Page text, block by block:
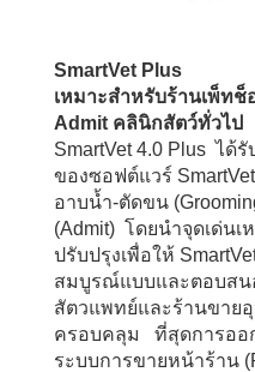
SmartVet Plus
เหมาะสำหรับร้านเพ็ท
Admit คลินิกสัตว์ทั่วไป
SmartVet 4.0 Plus ได้
ของซอฟต์แวร์
อาบน้ำ-ตัดขน
(Admit) โดยนำจุดเด่น
ปรับปรุงเพื่อให้
สมบูรณ์แบบและตอบสน
สัตวแพทย์และร้านขาย
ครอบคลุม ที่สุดการออ
ระบบการขายหน้าร้าน